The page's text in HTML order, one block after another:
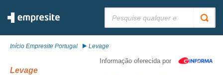
Início Empresite Portugal Levage
Informação oferecida por
Levage